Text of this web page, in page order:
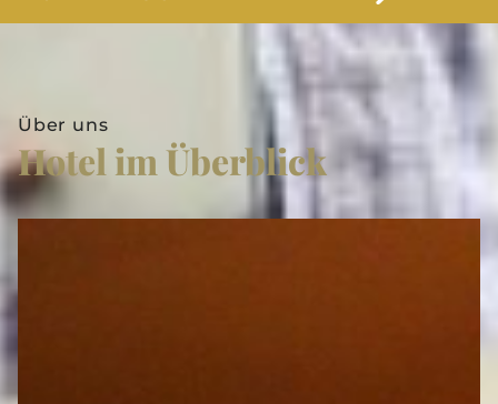
Über uns
Hotel im Überblick